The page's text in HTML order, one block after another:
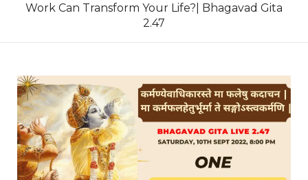
Work Can Transform Your Life?| Bhagavad Gita
2.47